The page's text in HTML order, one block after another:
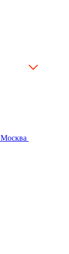
Москва